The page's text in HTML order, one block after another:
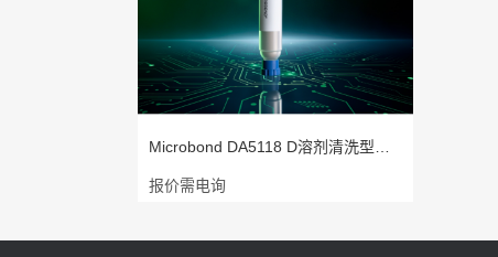
报价需电询